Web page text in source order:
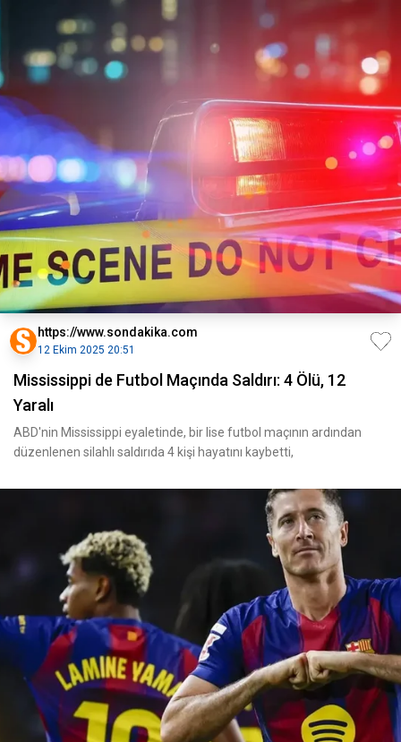
https://www.sondakika.com
12 Ekim 2025 20:51
Mississippi de Futbol Maçında Saldırı: 4 Ölü, 12
Yaralı
ABD'nin Mississippi eyaletinde, bir lise futbol maçının ardından
düzenlenen silahlı saldırıda 4 kişi hayatını kaybetti,